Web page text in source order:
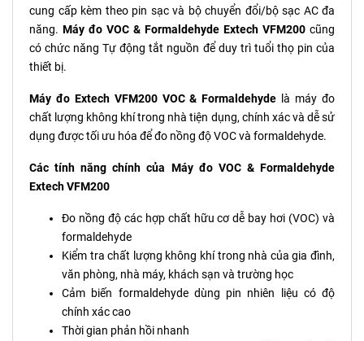
cung cấp kèm theo pin sạc và bộ chuyển đổi/bộ sạc AC đa
năng. Máy đo VOC & Formaldehyde Extech VFM200 cũng
có chức năng Tự động tắt nguồn để duy trì tuổi thọ pin của
thiết bị.
Máy đo Extech VFM200 VOC & Formaldehyde là máy đo
chất lượng không khí trong nhà tiện dụng, chính xác và dễ sử
dụng được tối ưu hóa để đo nồng độ VOC và formaldehyde.
Các tính năng chính của Máy đo VOC & Formaldehyde
Extech VFM200
Đo nồng độ các hợp chất hữu cơ dễ bay hơi (VOC) và
formaldehyde
Kiểm tra chất lượng không khí trong nhà của gia đình,
văn phòng, nhà máy, khách sạn và trường học
Cảm biến formaldehyde dùng pin nhiên liệu có độ
chính xác cao
Thời gian phản hồi nhanh